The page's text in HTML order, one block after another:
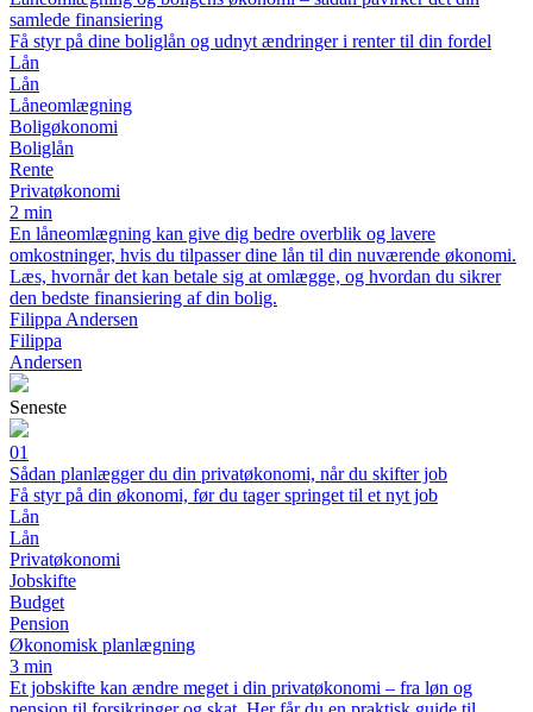
samlede finansiering
Få styr på dine boliglån og udnyt ændringer i renter til din fordel
Lån
Lån
Låneomlægning
Boligøkonomi
Boliglån
Rente
Privatøkonomi
2 min
En låneomlægning kan give dig bedre overblik og lavere
omkostninger, hvis du tilpasser dine lån til din nuværende økonomi.
Læs, hvornår det kan betale sig at omlægge, og hvordan du sikrer
den bedste finansiering af din bolig.
Filippa Andersen
Filippa
Andersen
Seneste
01
Sådan planlægger du din privatøkonomi, når du skifter job
Få styr på din økonomi, før du tager springet til et nyt job
Lån
Lån
Privatøkonomi
Jobskifte
Budget
Pension
Økonomisk planlægning
3 min
Et jobskifte kan ændre meget i din privatøkonomi – fra løn og